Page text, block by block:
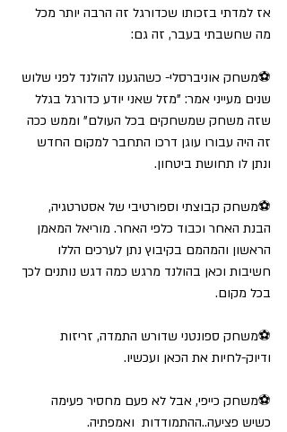
אז למדתי בזכותו שכדורגל זה הרבה יותר מכל
מה שחשבתי בעבר, זה גם:
⚽משחק אוניברסלי- כשהגענו להולנד לפני שלוש
שנים מעייני אמר: "מזל שאני יודע כדורגל בגלל
שזה משחק שמשחקים בכל העולם" וממש ככה
זה היה עבורו עוגן דרכו התחבר למקום החדש
ונתן לו תחושת ביטחון.
⚽משחק קבוצתי וספורטיבי של אסטרטגיה,
הבנת האחר וכבוד כלפי האחר. מוריאל המאמן
הראשון והמהמם בקיבוץ נתן לערכים הללו
חשיבות וכאן בהולנד מרגש כמה דגש נותנים לכך
בכל מקום.
⚽משחק ספונטני שדורש התמדה, זריזות
ודיוק-לחיות את הכאן ועכשיו.
⚽משחק כייפי, אבל לא פעם מחסיר פעימה
כשיש פציעה..ההתמודדות  ואמפתיה.